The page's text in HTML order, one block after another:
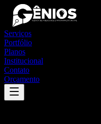
Serviços
Portfólio
Planos
Institucional
Contato
Orçamento